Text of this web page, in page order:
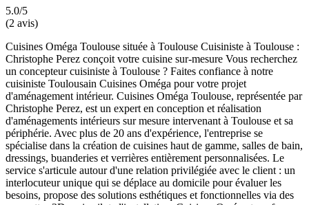
5.0/5
(2 avis)
Cuisines Oméga Toulouse située à Toulouse Cuisiniste à Toulouse :
Christophe Perez conçoit votre cuisine sur-mesure Vous recherchez
un concepteur cuisiniste à Toulouse ? Faites confiance à notre
cuisiniste Toulousain Cuisines Oméga pour votre projet
d'aménagement intérieur. Cuisines Oméga Toulouse, représentée par
Christophe Perez, est un expert en conception et réalisation
d'aménagements intérieurs sur mesure intervenant à Toulouse et sa
périphérie. Avec plus de 20 ans d'expérience, l'entreprise se
spécialise dans la création de cuisines haut de gamme, salles de bain,
dressings, buanderies et verrières entièrement personnalisées. Le
service s'articule autour d'une relation privilégiée avec le client : un
interlocuteur unique qui se déplace au domicile pour évaluer les
besoins, propose des solutions esthétiques et fonctionnelles via des